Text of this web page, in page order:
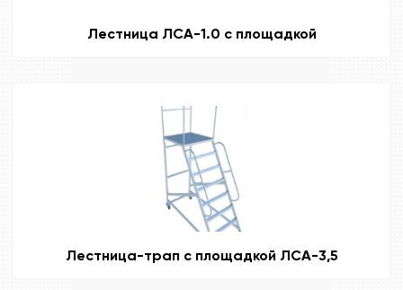
Лестница ЛСА-1.0 с площадкой
Лестница-трап с площадкой ЛСА-3,5